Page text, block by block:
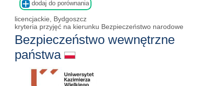
dodaj do porównania
licencjackie, Bydgoszcz
kryteria przyjęć na kierunku Bezpieczeństwo narodowe
Bezpieczeństwo wewnętrzne
państwa